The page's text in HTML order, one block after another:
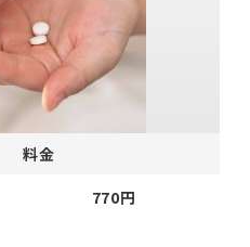
料金
770円